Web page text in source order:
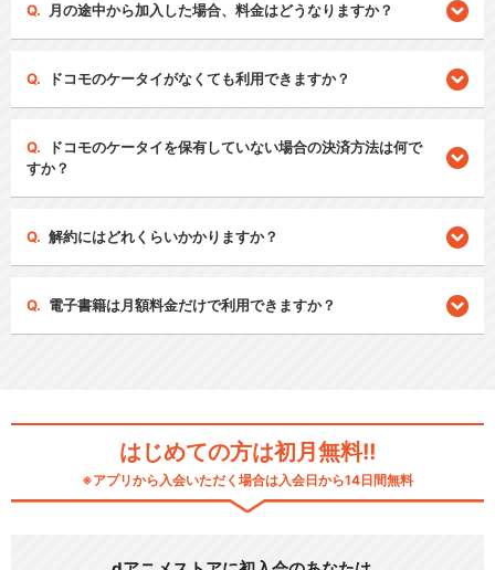
月の途中から加入した場合、料金はどうなりますか？
ドコモのケータイがなくても利用できますか？
ドコモのケータイを保有していない場合の決済方法は何で
すか？
解約にはどれくらいかかりますか？
電子書籍は月額料金だけで利用できますか？
はじめての方は初月無料!!
※アプリから入会いただく場合は入会日から14日間無料